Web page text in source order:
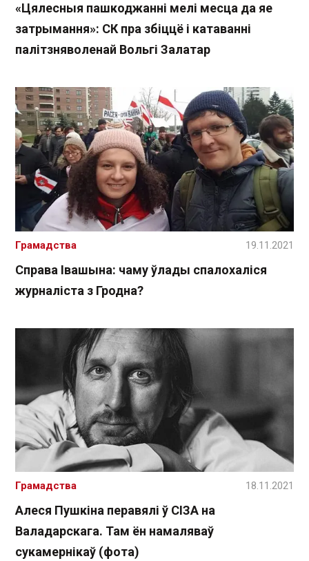
«Цялесныя пашкоджанні мелі месца да яе
затрымання»: СК пра збіццё і катаванні
палітзняволенай Вольгі Залатар
Справа Івашына: чаму ўлады спалохаліся
журналіста з Гродна?
Грамадства 19.11.2021
Алеся Пушкіна перавялі ў СІЗА на
Валадарскага. Там ён намаляваў
сукамернікаў (фота)
Грамадства 18.11.2021